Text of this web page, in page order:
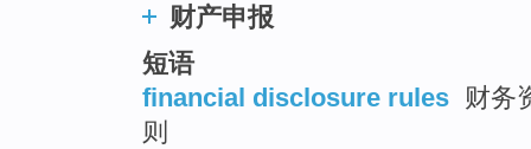
财产申报
短语
financial disclosure rules 财务
则